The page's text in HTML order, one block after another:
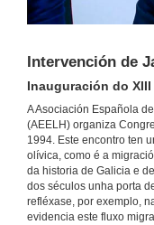
Intervención de
Inauguración do
A Asociación Española
(AEELH) organiza
1994. Este encontro ten
olívica, como é a
da historia de Galicia e
dos séculos unha porta
refléxase, por exemplo,
evidencia este fluxo